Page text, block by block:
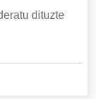
dituzte